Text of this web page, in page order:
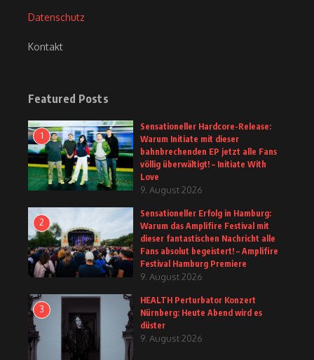
Datenschutz
Kontakt
Featured Posts
1
Sensationeller Hardcore-Release:
Warum Initiate mit dieser
bahnbrechenden EP jetzt alle Fans
völlig überwältigt! – Initiate With
Love
9. August 2026
2
Sensationeller Erfolg in Hamburg:
Warum das Amplifire Festival mit
dieser fantastischen Nachricht alle
Fans absolut begeistert! – Amplifire
Festival Hamburg Premiere
9. August 2026
3
HEALTH Perturbator Konzert
Nürnberg: Heute Abend wird es
düster
9. August 2026